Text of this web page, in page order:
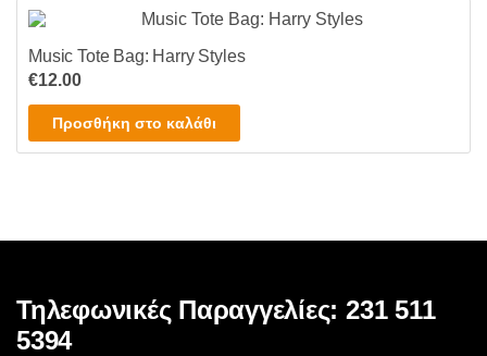
στη
σελίδα
προϊόντος
παραλλαγές.
επιλογές
σελίδα
Music Tote Bag: Harry Styles
€12.00
Προσθήκη στο καλάθι
Τηλεφωνικές Παραγγελίες: 231 511
5394